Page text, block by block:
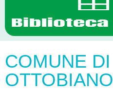
COMUNE DI
OTTOBIANO